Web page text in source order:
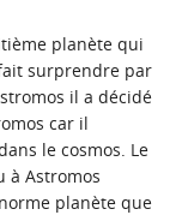
planète qui
surprendre par
il a décidé
car il
le cosmos. Le
à Astromos
planète que